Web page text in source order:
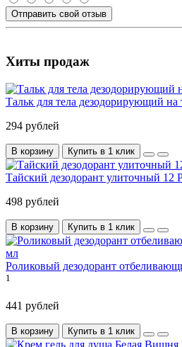
Отправить свой отзыв
Хиты продаж
Тальк для тела дезодорирующий на
294 рублей
В корзину Купить в 1 клик
Тайский дезодорант улиточный 12
498 рублей
В корзину Купить в 1 клик
Роликовый дезодорант
1
441 рублей
В корзину Купить в 1 клик